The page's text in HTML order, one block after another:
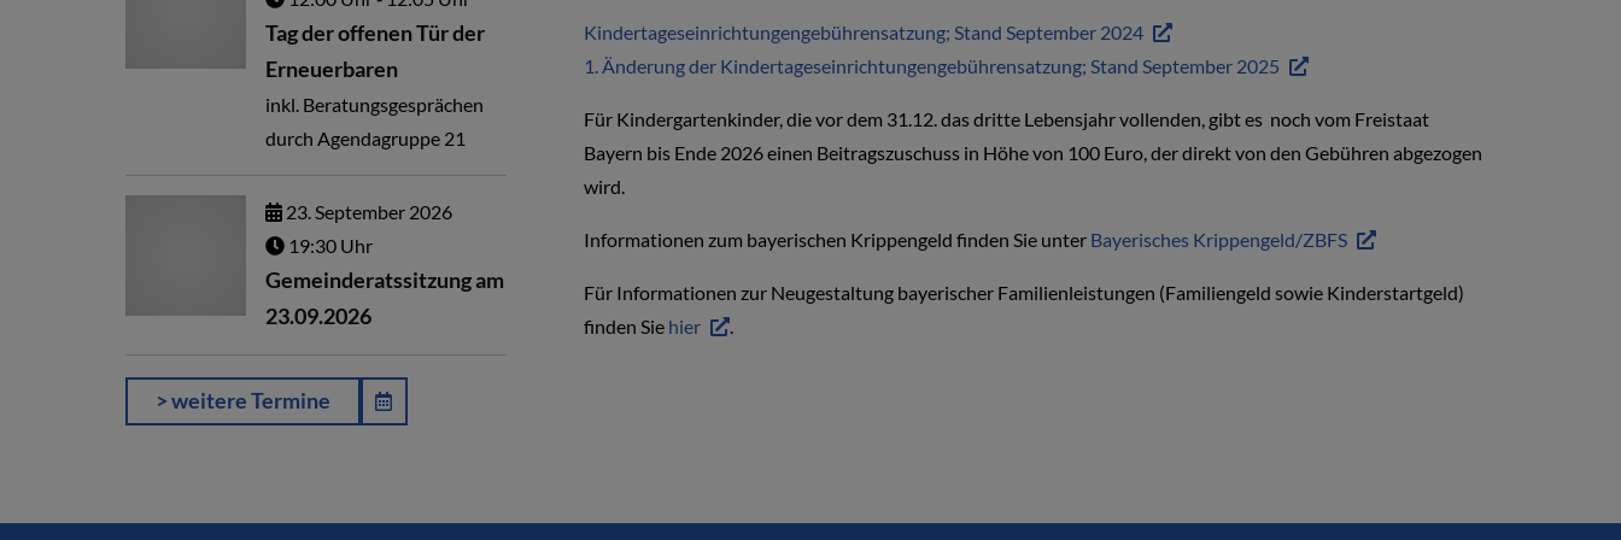
Tag der offenen Tür der
Erneuerbaren
inkl. Beratungsgesprächen
durch Agendagruppe 21
23.September 2026
19:30 Uhr
Gemeinderatssitzung am
23.09.2026
> weitere Termine
Kindertageseinrichtungengebührensatzung; Stand September 2024
1. Änderung der Kindertageseinrichtungengebührensatzung; Stand September 2025
Für Kindergartenkinder, die vor dem 31.12. das dritte Lebensjahr vollenden, gibt es noch vom Freistaat
Bayern bis Ende 2026 einen Beitragszuschuss in Höhe von 100 Euro, der direkt von den Gebühren abgezogen
wird.
Informationen zum bayerischen Krippengeld finden Sie unter Bayerisches Krippengeld/ZBFS
Für Informationen zur Neugestaltung bayerischer Familienleistungen (Familiengeld sowie Kinderstartgeld)
finden Sie hier .